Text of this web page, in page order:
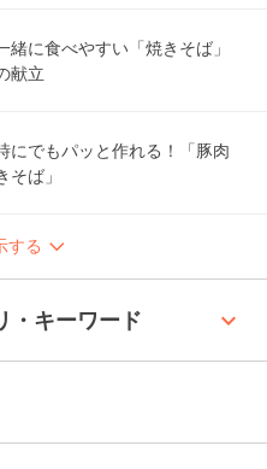
緒に食べやすい「焼きそば」
献立
にでもパッと作れる！「豚肉
そば」
する
・キーワード keyboard_arrow_up